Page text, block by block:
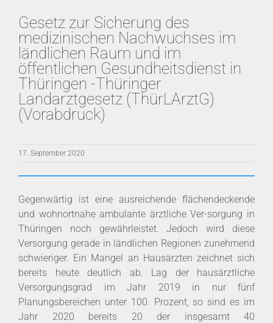
Gesetz zur Sicherung des
medizinischen Nachwuchses im
ländlichen Raum und im
öffentlichen Gesundheitsdienst in
Thüringen -Thüringer
Landarztgesetz (ThürLArztG)
(Vorabdruck)
17. September 2020
Gegenwärtig ist eine ausreichende flächendeckende
und wohnortnahe ambulante ärztliche Ver-sorgung in
Thüringen noch gewährleistet. Jedoch wird diese
Versorgung gerade in ländlichen Regionen zunehmend
schwieriger. Ein Mangel an Hausärzten zeichnet sich
bereits heute deutlich ab. Lag der hausärztliche
Versorgungsgrad im Jahr 2019 in nur fünf
Planungsbereichen unter 100. Prozent, so sind es im
Jahr 2020 bereits 20 der insgesamt 40